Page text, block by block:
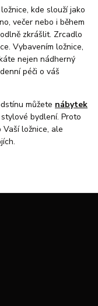
kde slouží jako
večer nebo i během
zkrášlit. Zrcadlo
Vybavením ložnice,
nejen nádherný
péči o váš
můžete nábytek
bydlení. Proto
ložnice, ale